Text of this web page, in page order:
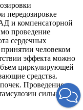
передозировке
и компенсаторной
проведение
сердечных
человеком
эффекта можно
циркулирующей
средства.
Проведение
сильно